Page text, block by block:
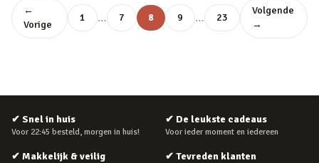
←
Vorige
1 … 7 8 9 … 23
Volgende
→
✔ Snel in huis
Voor 22:45 besteld, morgen in huis!
✔ De leukste cadeaus
Voor ieder moment en iedereen
✔ Makkelijk & veilig ✔ Tevreden klanten